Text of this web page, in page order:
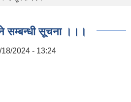
सम्बन्धी सूचना ।।।
2024 - 13:24